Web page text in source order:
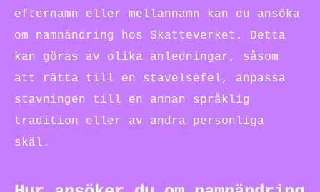
efternamn eller mellannamn kan du ansöka
om namnändring hos Skatteverket. Detta
kan göras av olika anledningar, såsom
att rätta till en stavelsefel, anpassa
stavningen till en annan språklig
tradition eller av andra personliga
skäl.